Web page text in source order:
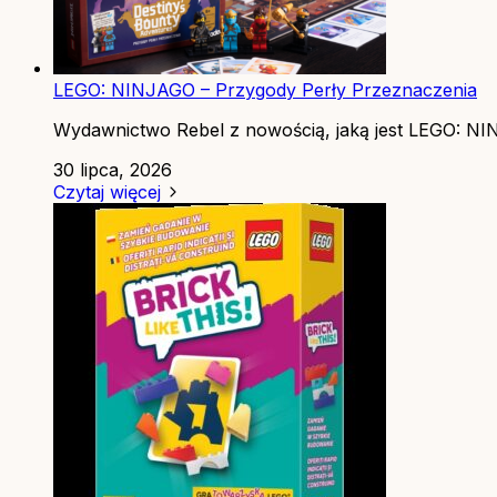
LEGO: NINJAGO – Przygody Perły Przeznaczenia
Wydawnictwo Rebel z nowością, jaką jest LEGO:
30 lipca, 2026
Czytaj więcej